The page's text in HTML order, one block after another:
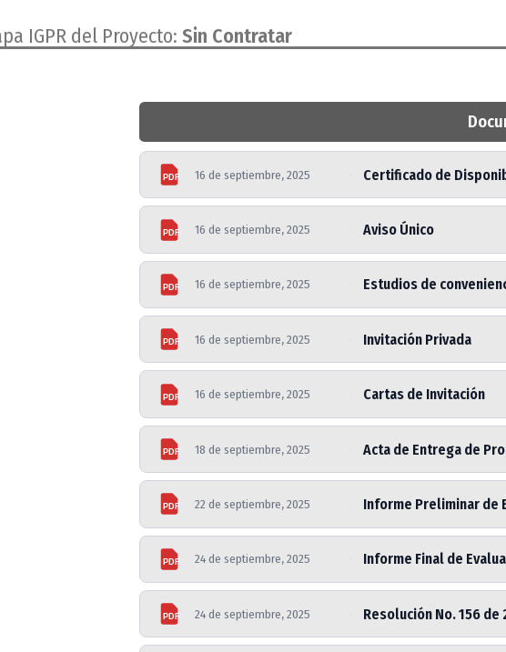
IGPR del Proyecto: Sin Contratar
PDF 16 de septiembre, 2025 Certificado de
PDF 16 de septiembre, 2025 Aviso Único
PDF 16 de septiembre, 2025 Estudios de
PDF 16 de septiembre, 2025 Invitación Privada
PDF 16 de septiembre, 2025 Cartas de Invitación
PDF 18 de septiembre, 2025 Acta de Entrega de
PDF 22 de septiembre, 2025 Informe Preliminar de
PDF 24 de septiembre, 2025 Informe Final de
PDF 24 de septiembre, 2025 Resolución No. 156 de